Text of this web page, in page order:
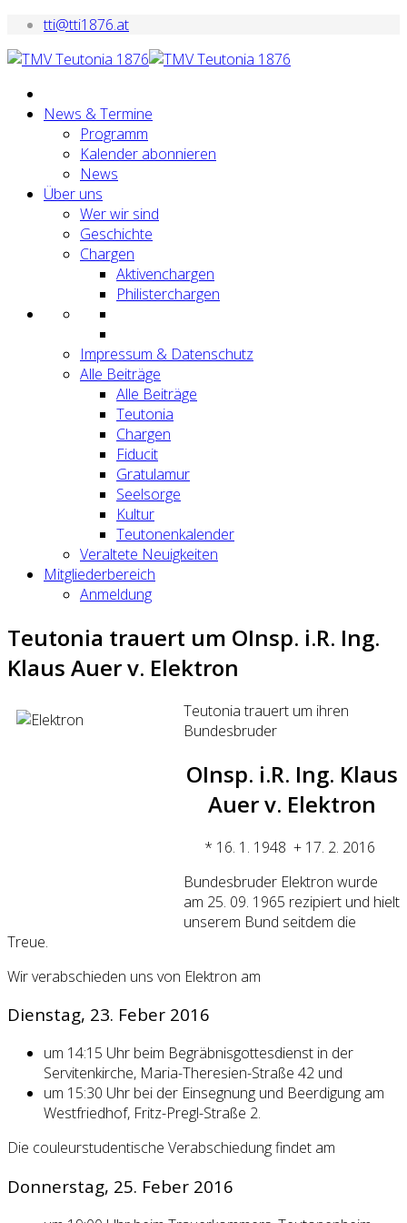
tti@tti1876.at
News & Termine
Programm
Kalender abonnieren
News
Über uns
Wer wir sind
Geschichte
Chargen
Aktivenchargen
Philisterchargen
Impressum & Datenschutz
Alle Beiträge
Alle Beiträge
Teutonia
Chargen
Fiducit
Gratulamur
Seelsorge
Kultur
Teutonenkalender
Veraltete Neuigkeiten
Mitgliederbereich
Anmeldung
Teutonia trauert um OInsp. i.R. Ing.
Klaus Auer v. Elektron
Teutonia trauert um ihren
Bundesbruder
OInsp. i.R. Ing. Klaus
Auer v. Elektron
* 16. 1. 1948 + 17. 2. 2016
Bundesbruder Elektron wurde
am 25. 09. 1965 rezipiert und hielt
unserem Bund seitdem die
Treue.
Wir verabschieden uns von Elektron am
Dienstag, 23. Feber 2016
um 14:15 Uhr beim Begräbnisgottesdienst in der
Servitenkirche, Maria-Theresien-Straße 42 und
um 15:30 Uhr bei der Einsegnung und Beerdigung am
Westfriedhof, Fritz-Pregl-Straße 2.
Die couleurstudentische Verabschiedung findet am
Donnerstag, 25. Feber 2016